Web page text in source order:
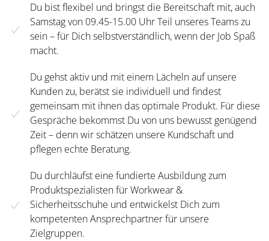
Du bist flexibel und bringst die Bereitschaft mit, auch
Samstag von 09.45-15.00 Uhr Teil unseres Teams zu
sein – für Dich selbstverständlich, wenn der Job Spaß
macht.
Du gehst aktiv und mit einem Lächeln auf unsere
Kunden zu, berätst sie individuell und findest
gemeinsam mit ihnen das optimale Produkt. Für diese
Gespräche bekommst Du von uns bewusst genügend
Zeit – denn wir schätzen unsere Kundschaft und
pflegen echte Beratung.
Du durchläufst eine fundierte Ausbildung zum
Produktspezialisten für Workwear &
Sicherheitsschuhe und entwickelst Dich zum
kompetenten Ansprechpartner für unsere
Zielgruppen.